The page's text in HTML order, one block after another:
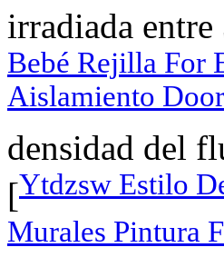
irradiada
Bebé Rejilla For
Aislamiento
densidad del
[Ytdzsw Estilo
Murales Pintura